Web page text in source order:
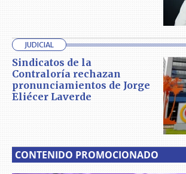
JUDICIAL
Sindicatos de la
Contraloría rechazan
pronunciamientos de Jorge
Eliécer Laverde